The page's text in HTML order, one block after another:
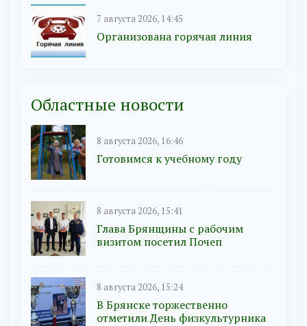
7 августа 2026, 14:45
Организована горячая линия
Областные новости
8 августа 2026, 16:46
Готовимся к учебному году
8 августа 2026, 15:41
Глава Брянщины с рабочим
визитом посетил Почеп
8 августа 2026, 15:24
В Брянске торжественно
отметили День физкультурника